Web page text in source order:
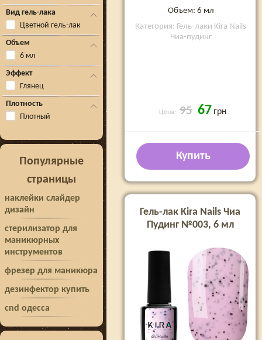
Вид гель-лака
Цветной гель-лак
Объем
6 мл
Эффект
Глянец
Плотность
Плотный
Популярные
страницы
наклейки слайдер
дизайн
стерилизатор для
маникюрных
инструментов
фрезер для маникюра
дезинфектор купить
cnd одесса
Объем: 6 мл
Категория: Гель-лаки Kira Nails
Чиа-пудинг
Цена: 95 67 грн
Купить
Гель-лак Kira Nails Чиа
Пудинг №003, 6 мл